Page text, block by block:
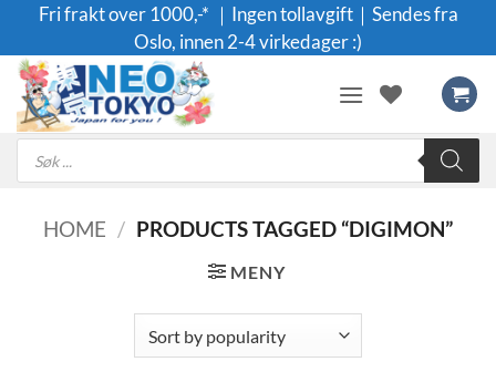
content
Fri frakt over 1000,-* ｜Ingen tollavgift｜Sendes fra
Oslo, innen 2-4 virkedager :)
Products
search
HOME / PRODUCTS TAGGED “DIGIMON”
MENY